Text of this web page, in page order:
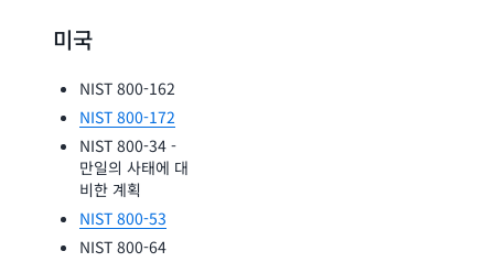
미국
NIST 800-162
NIST 800-172
NIST 800-34 -
만일의 사태에 대
비한 계획
NIST 800-53
NIST 800-64